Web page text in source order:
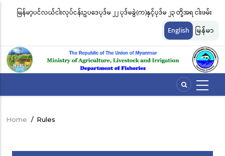
မြန်မာ့ပင်လယ်ငါးလုပ်ငန်းဥပဒေပုဒ်မ ၂၂ ပုဒ်မခွဲ(က)နှင့်ပုဒ်မ ၂၃ တို့အရ ငါးဖမ်း
ကိရိယာအမျိုးအစားအလိုက် လိုင်စင်ခနှုန်းထားများကို အောက်ပါအတိုင်း
English မြန်မာ
Breadcrumb
Home / Rules